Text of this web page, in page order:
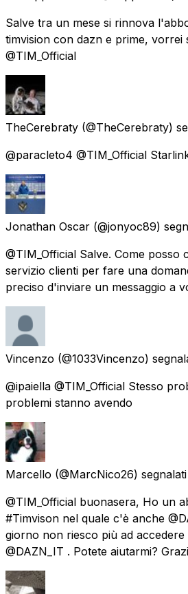
Salve tra un mese si rinnova
timvision con dazn e prime, vorrei
@TIM_Official
TheCerebraty (@TheCerebraty)
@paracleto4 @TIM_Official
Jonathan Oscar (@jonyoc89)
@TIM_Official Salve. Come posso
servizio clienti per fare una
preciso d'inviare un messaggio a
Vincenzo (@1033Vincenzo)
@ipaiella @TIM_Official Stesso
problemi stanno avendo
Marcello (@MarcNico26) segnalati
@TIM_Official buonasera, Ho un
#Timvison nel quale c'è anche
giorno non riesco più ad accedere
@DAZN_IT . Potete aiutarmi?